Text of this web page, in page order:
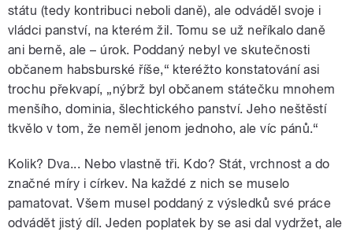
státu (tedy kontribuci neboli daně), ale odváděl svoje i
vládci panství, na kterém žil. Tomu se už neříkalo daně
ani berně, ale – úrok. Poddaný nebyl ve skutečnosti
občanem habsburské říše,“ kteréžto konstatování asi
trochu překvapí, „nýbrž byl občanem státečku mnohem
menšího, dominia, šlechtického panství. Jeho neštěstí
tkvělo v tom, že neměl jenom jednoho, ale víc pánů.“
Kolik? Dva... Nebo vlastně tři. Kdo? Stát, vrchnost a do
značné míry i církev. Na každé z nich se muselo
pamatovat. Všem musel poddaný z výsledků své práce
odvádět jistý díl. Jeden poplatek by se asi dal vydržet, ale